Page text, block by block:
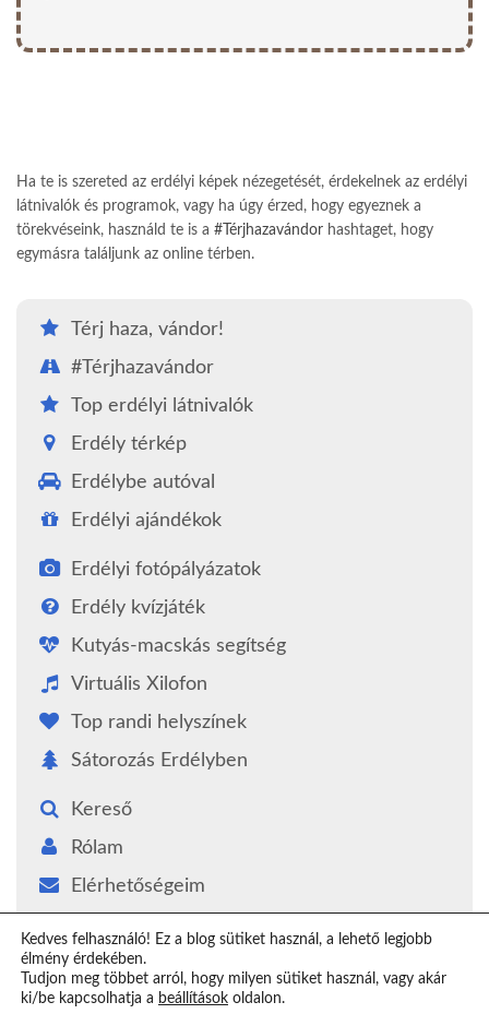
Ha te is szereted az erdélyi képek nézegetését, érdekelnek az erdélyi
látnivalók és programok, vagy ha úgy érzed, hogy egyeznek a
törekvéseink, használd te is a #Térjhazavándor hashtaget, hogy
egymásra találjunk az online térben.
Térj haza, vándor!
#Térjhazavándor
Top erdélyi látnivalók
Erdély térkép
Erdélybe autóval
Erdélyi ajándékok
Erdélyi fotópályázatok
Erdély kvízjáték
Kutyás-macskás segítség
Virtuális Xilofon
Top randi helyszínek
Sátorozás Erdélyben
Kereső
Rólam
Elérhetőségeim
Epilógus
Kedves felhasználó! Ez a blog sütiket használ, a lehető legjobb
élmény érdekében.
Tudjon meg többet arról, hogy milyen sütiket használ, vagy akár
ki/be kapcsolhatja a beállítások oldalon.